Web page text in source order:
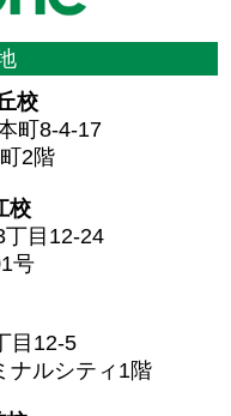
校
町8-4-17
2階
校
丁目12-24
号
目12-5
ナルシティ1階